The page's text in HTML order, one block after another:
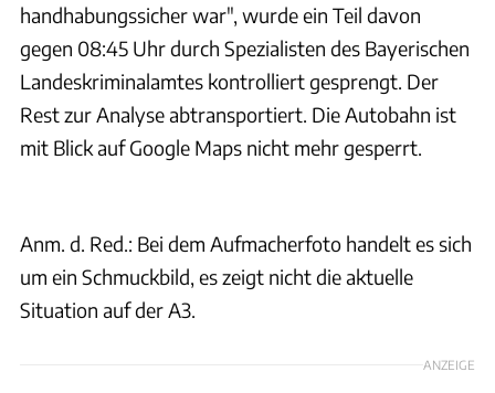
handhabungssicher war", wurde ein Teil davon
gegen 08:45 Uhr durch Spezialisten des Bayerischen
Landeskriminalamtes kontrolliert gesprengt. Der
Rest zur Analyse abtransportiert. Die Autobahn ist
mit Blick auf Google Maps nicht mehr gesperrt.
Anm. d. Red.: Bei dem Aufmacherfoto handelt es sich
um ein Schmuckbild, es zeigt nicht die aktuelle
Situation auf der A3.
ANZEIGE